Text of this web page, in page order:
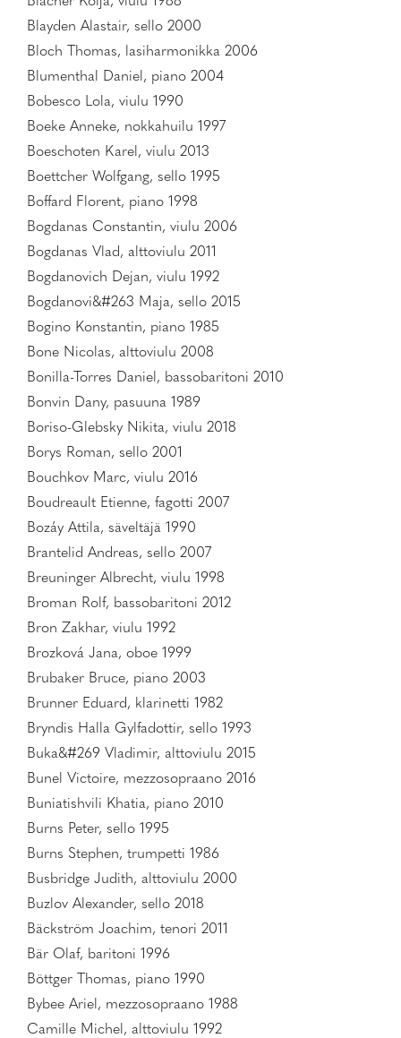
Blayden Alastair, sello 2000
Bloch Thomas, lasiharmonikka 2006
Blumenthal Daniel, piano 2004
Bobesco Lola, viulu 1990
Boeke Anneke, nokkahuilu 1997
Boeschoten Karel, viulu 2013
Boettcher Wolfgang, sello 1995
Boffard Florent, piano 1998
Bogdanas Constantin, viulu 2006
Bogdanas Vlad, alttoviulu 2011
Bogdanovich Dejan, viulu 1992
Bogdanovi&#263 Maja, sello 2015
Bogino Konstantin, piano 1985
Bone Nicolas, alttoviulu 2008
Bonilla-Torres Daniel, bassobaritoni 2010
Bonvin Dany, pasuuna 1989
Boriso-Glebsky Nikita, viulu 2018
Borys Roman, sello 2001
Bouchkov Marc, viulu 2016
Boudreault Etienne, fagotti 2007
Bozáy Attila, säveltäjä 1990
Brantelid Andreas, sello 2007
Breuninger Albrecht, viulu 1998
Broman Rolf, bassobaritoni 2012
Bron Zakhar, viulu 1992
Brozková Jana, oboe 1999
Brubaker Bruce, piano 2003
Brunner Eduard, klarinetti 1982
Bryndis Halla Gylfadottir, sello 1993
Buka&#269 Vladimir, alttoviulu 2015
Bunel Victoire, mezzosopraano 2016
Buniatishvili Khatia, piano 2010
Burns Peter, sello 1995
Burns Stephen, trumpetti 1986
Busbridge Judith, alttoviulu 2000
Buzlov Alexander, sello 2018
Bäckström Joachim, tenori 2011
Bär Olaf, baritoni 1996
Böttger Thomas, piano 1990
Bybee Ariel, mezzosopraano 1988
Camille Michel, alttoviulu 1992